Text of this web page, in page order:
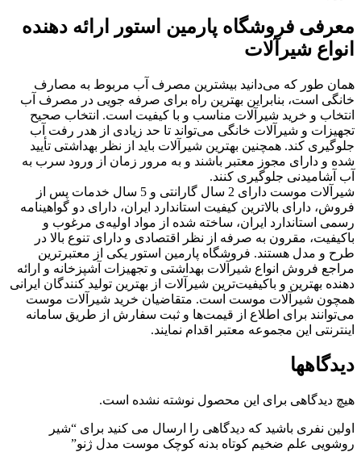
معرفی فروشگاه پارمین استور ارائه دهنده
انواع شیرآلات
همان طور که می‌دانید بیشترین مصرف آب مربوط به مصارف
خانگی است، بنابراین بهترین راه برای صرفه جویی در مصرف آب
انتخاب و خرید شیرآلات مناسب و با کیفیت است. انتخاب صحیح
تجهیزات و شیرآلات خانگی می‌تواند تا حد زیادی از هدر رفت آب
جلوگیری کند. همچنین بهترین شیرآلات باید از نظر بهداشتی تأیید
شده و دارای مجوز معتبر باشند و به مرور زمان از ورود سرب به
آب آشامیدنی جلوگیری کنند.
شیرآلات موست دارای 2 سال گارانتی و 5 سال خدمات پس از
فروش، دارای بالاترین کیفیت استاندارد ایران، دارای دو گواهینامه
رسمی استاندارد ایران، ساخته شده از مواد اولیه‌ی مرغوب و
باکیفیت، مقرون به صرفه از نظر اقتصادی و دارای تنوع بالا در
طرح و مدل هستند. فروشگاه پارمین استور یکی از معتبرترین
مراجع فروش انواع شیرآلات بهداشتی و تجهیزات آشپزخانه و ارائه
دهنده بهترین و باکیفیت‌ترین شیرآلات از بهترین تولید کنندگان ایرانی
همچون شیرآلات موست است. متقاضیان خرید شیرآلات موست
می‌توانند برای اطلاع از قیمت‌ها و ثبت سفارش از طریق سامانه
اینترنتی این مجموعه معتبر اقدام نمایند.
دیدگاهها
هیچ دیدگاهی برای این محصول نوشته نشده است.
اولین نفری باشید که دیدگاهی را ارسال می کنید برای “شیر
روشویی علم ضخیم کوتاه بدنه کوچک موست مدل ژنو”